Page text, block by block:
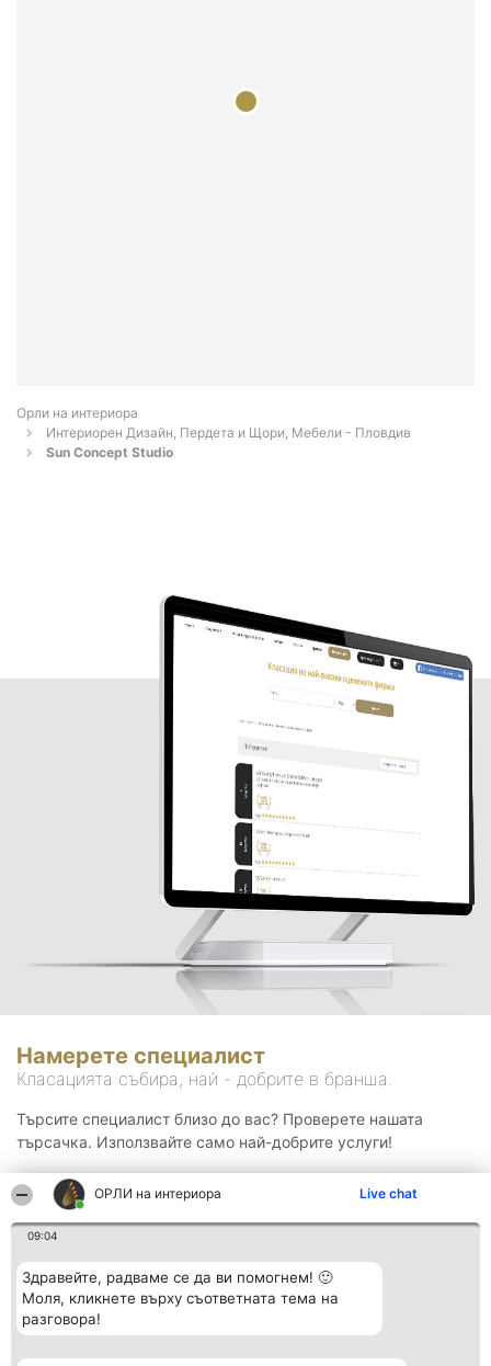
ОРЛИ на интериора Live chat
09:04
Здравейте, радваме се да ви помогнем! 🙂
Моля, кликнете върху съответната тема на
разговора!
Орли на интериора
Интериорен Дизайн, Пердета и Щори, Мебели - Пловдив
Sun Concept Studio
Намерете специалист
Класацията събира, най - добрите в бранша.
Търсите специалист близо до вас? Проверете нашата
търсачка. Използвайте само най-добрите услуги!